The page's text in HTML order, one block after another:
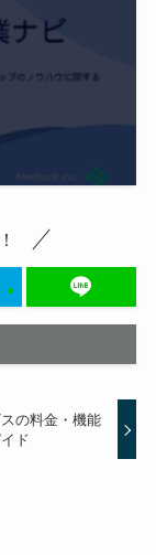
の料金・機能
ド